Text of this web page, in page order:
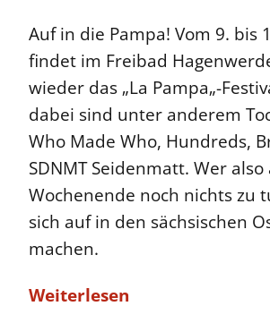
Auf in die Pampa! Vom 9. bis
findet im Freibad
wieder das „La Pampa„-
dabei sind unter anderem
Who Made Who, Hundreds,
SDNMT Seidenmatt. Wer also
Wochenende noch nichts zu
sich auf in den sächsischen
machen.
Weiterlesen